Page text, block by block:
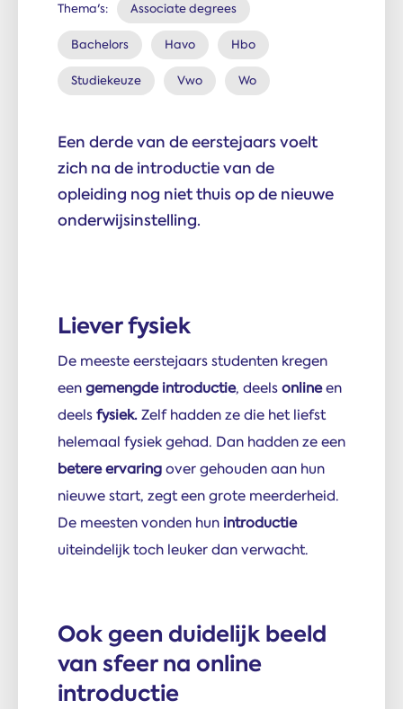
Thema's: Associate degrees
Bachelors Havo Hbo
Studiekeuze Vwo Wo
Een derde van de eerstejaars voelt
zich na de introductie van de
opleiding nog niet thuis op de nieuwe
onderwijsinstelling.
Liever fysiek
De meeste eerstejaars studenten kregen
eengemengde introductie, deelsonlineen
deelsfysiek.Zelf hadden ze die het liefst
helemaal fysiek gehad. Dan hadden ze een
betere ervaringover gehouden aan hun
nieuwe start, zegt een grote meerderheid.
De meesten vonden hun introductie
uiteindelijk toch leuker dan verwacht.
Ook geen duidelijk beeld
van sfeer na online
introductie